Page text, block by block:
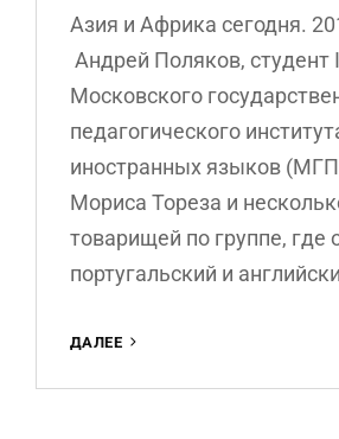
Азия и Африка сегодня.
Андрей Поляков, студент
Московского
педагогического
иностранных языков
Мориса Тореза и
товарищей по группе, где
португальский и
ДАЛЕЕ
—